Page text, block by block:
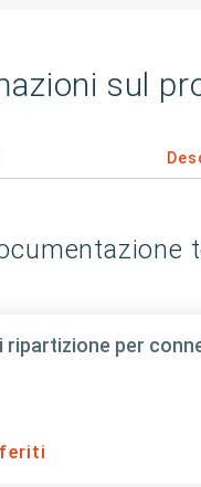
sul
ripartizione per